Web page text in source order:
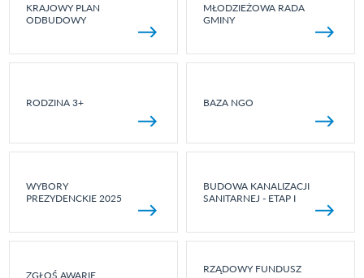
KRAJOWY PLAN
ODBUDOWY
MŁODZIEŻOWA RADA
GMINY
RODZINA 3+ BAZA NGO
WYBORY
PREZYDENCKIE 2025
BUDOWA KANALIZACJI
SANITARNEJ - ETAP I
ZGŁOŚ AWARIĘ
RZĄDOWY FUNDUSZ